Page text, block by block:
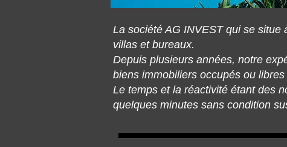
La société AG INVEST qui se situe
villas et bureaux.
Depuis plusieurs années, notre
biens immobiliers occupés ou
Le temps et la réactivité étant des
quelques minutes sans condition